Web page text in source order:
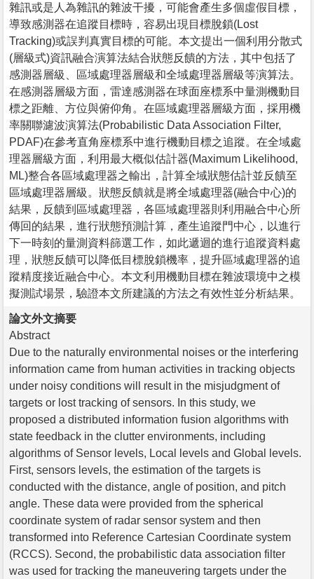
雜訊或是人為雜訊的雜波干擾，可能會產生多個虛假目標，
導致感測器在追蹤目標時，容易出現目標脫鎖(Lost
Tracking)或誤判真實目標的可能。本文提出一個利用分散式
(層級式)資訊融合演算法結合狀態反饋的方法，其中包括了
感測器層級、區域處理器層級和全域處理器層級等演算法。
在感測器層級方面，雷達感測器在球面座標系中量測機動目
標之距離、方位與俯仰角。在區域處理器層級方面，採用機
率關聯濾波演算法(Probabilistic Data Association Filter,
PDAF)在參考直角座標系中進行機動目標之追蹤。在全域處
理器層級方面，利用最大概似估計器(Maximum Likelihood,
ML)整合各區域處理器之輸出，計算全域狀態估計並反饋至
區域處理器層級。狀態反饋就是將全域處理器(融合中心)的
結果，反饋到區域處理器，各區域處理器則利用融合中心所
傳回的結果，進行狀態預測計算，產生追蹤門中心，以進行
下一時刻的量測資料篩選工作，如此遞迴的進行追蹤資料處
理，狀態反饋可以降低目標脫鎖機率，提升區域處理器的追
蹤精度接近融合中心。本文利用機動目標在雜波環境中之模
擬測試場景，驗證本文所建議的方法之有效性並分析結果。
論文外文摘要
Abstract
Due to the naturally environmental noises or the interfering
information came from human activities in tracking objects
under noisy conditions will result in the misjudgment of
targets or lost tracking of sensors. In this study, we
proposed a distributed information fusion algorithms with
state feedback in the clutter environments, including
algorithms of Sensor levels, Local levels and Global levels.
First, sensors levels, the estimation of the targets is
conducted with the distance, angle of position, and pitch
angle. These data were provided from the spherical
coordinate system of radar sensor system and then
transformed into Reference Cartesian Coordinate system
(RCCS). Second, the probabilistic data association filter
was used for tracking the maneuvering targets under the